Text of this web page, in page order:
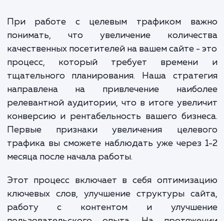
каждого нового посетителя. В данном случае, мы
говорим о цене за действие пользователя на
Это может быть как звонок, так и заявка или
Важно понимать, что вы оплачиваете именно
целевой трафик. Это люди, которые
в вашем предложении и готовы совершить
вам действие.
Вместе, эти два компонента обеспечивают гибкую
оплаты, позволяющую вам контролировать расходы и
фокусироваться на достижении конкретных бизнес-
ЗАКАЗАТЬ УСЛУГИ